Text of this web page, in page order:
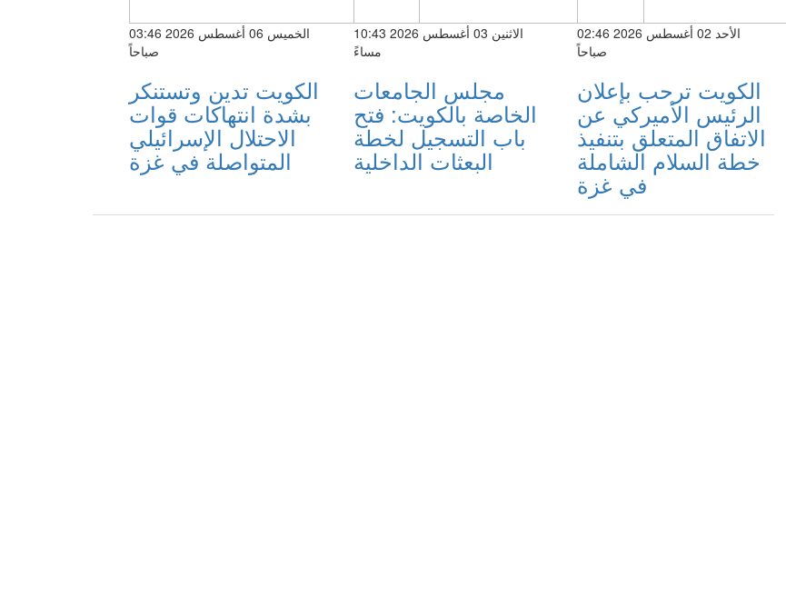
الخميس 06 أغسطس 2026 03:46
صباحاً
الكويت تدين وتستنكر
بشدة انتهاكات قوات
الاحتلال الإسرائيلي
المتواصلة في غزة
الاثنين 03 أغسطس 2026 10:43
مساءً
مجلس الجامعات
الخاصة بالكويت: فتح
باب التسجيل لخطة
البعثات الداخلية
الأحد 02 أغسطس 2026 02:46
صباحاً
الكويت ترحب بإعلان
الرئيس الأميركي عن
الاتفاق المتعلق بتنفيذ
خطة السلام الشاملة
في غزة